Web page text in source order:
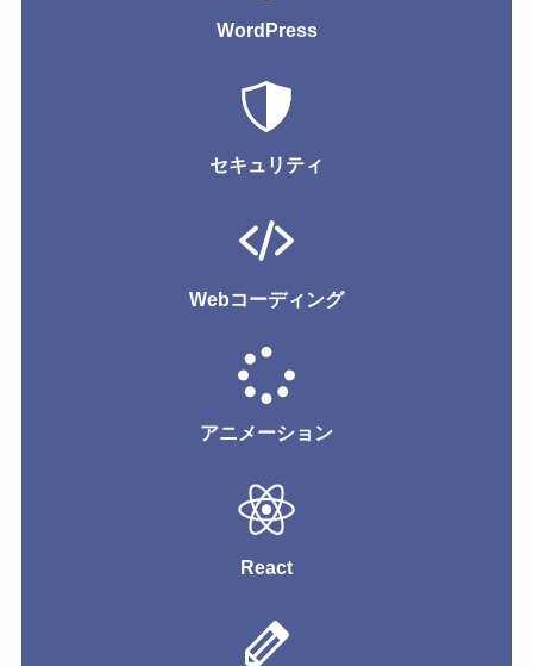
WordPress
セキュリティ
Webコーディング
アニメーション
React